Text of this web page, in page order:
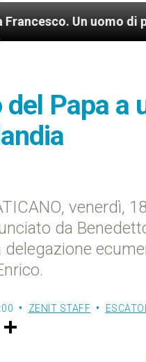
Un uomo di parola”,
Papa a
venerdì,
da
ZENIT STAFF
w